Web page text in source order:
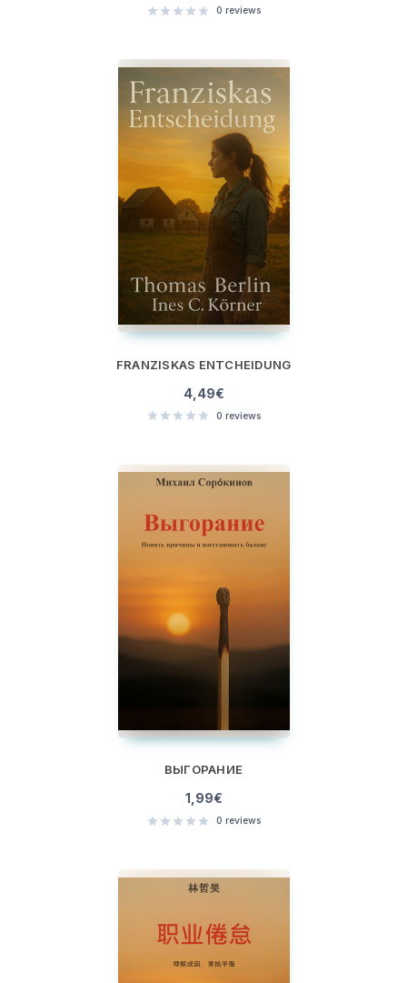
0 reviews
FRANZISKAS ENTCHEIDUNG
4,49€
0 reviews
ВЫГОРАНИЕ
1,99€
0 reviews